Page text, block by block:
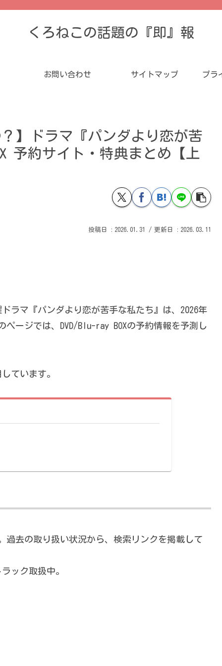
くろねこの話題の『即』報
お問い合わせ サイトマップ プラ
】ドラマ『パンダより恋が苦
予約サイト・特典まとめ【上
2026.01.31 2026.03.11
ラマ『パンダより恋が苦手な私たち』は、2026年
ージでは、DVD/Blu-ray BOXの予約情報を予測し
ています。
過去の取り扱い状況から、検索リンクを掲載して
ック取扱中。